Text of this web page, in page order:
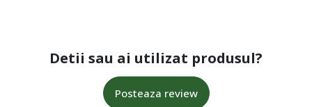
Detii sau ai utilizat produsul?
Posteaza review